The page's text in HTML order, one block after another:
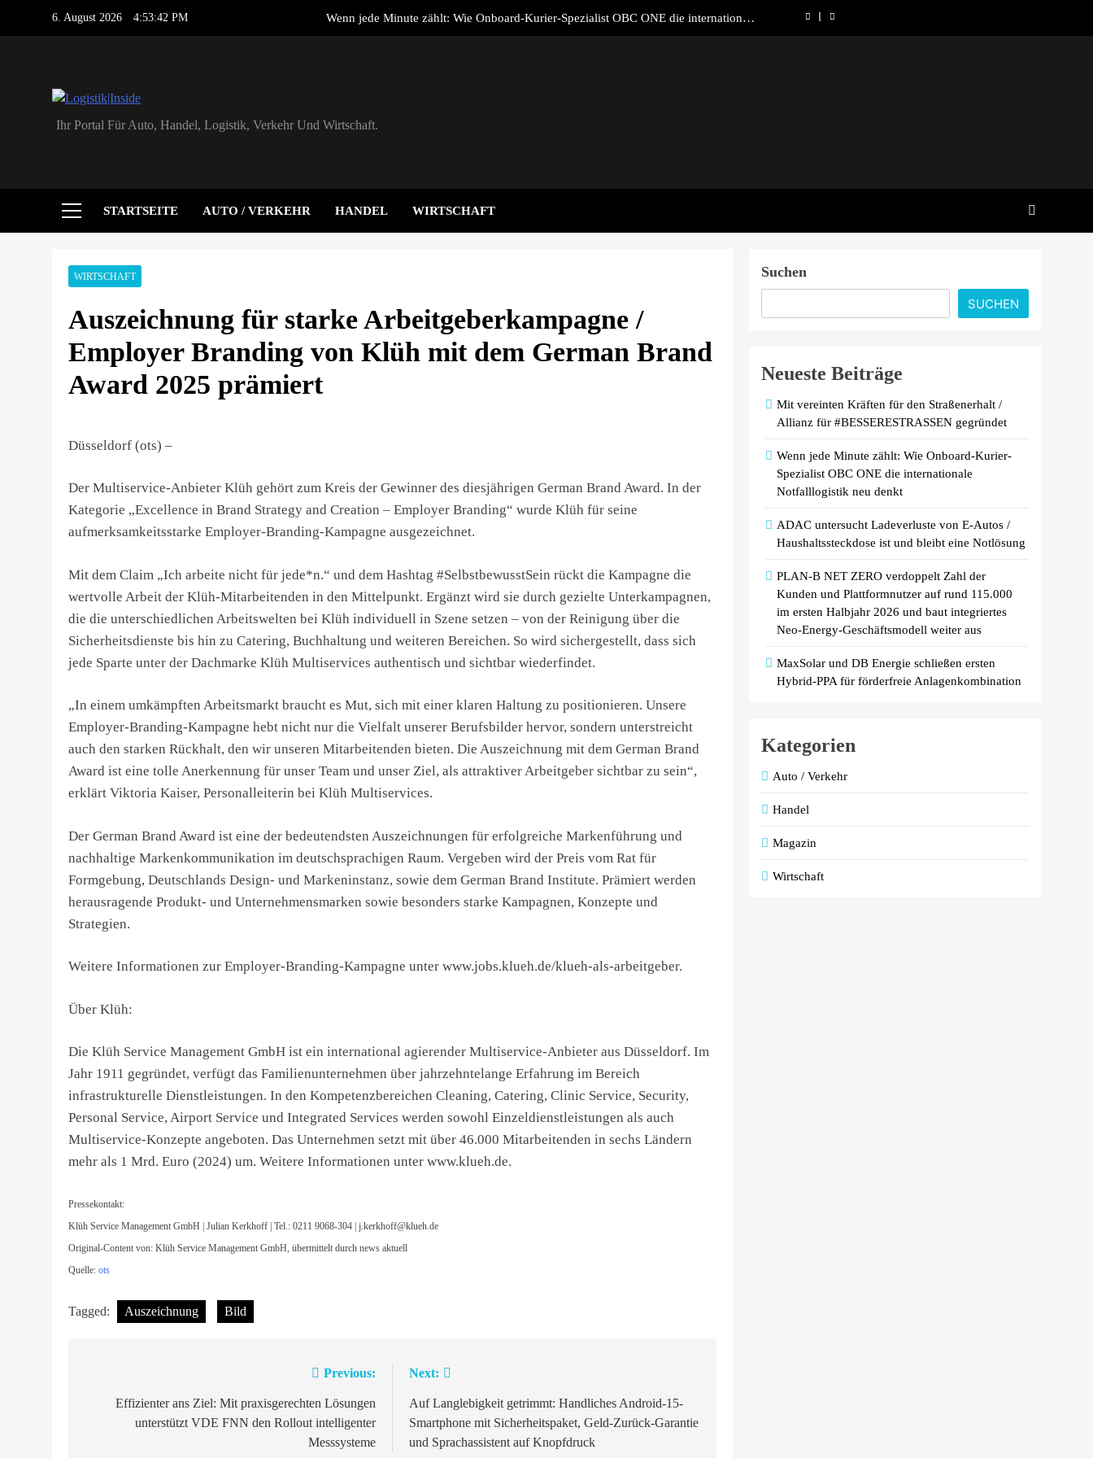
6. August 2026 4:53:42 PM
Wenn jede Minute zählt: Wie Onboard-Kurier-Spezialist OBC ONE die internationale
Mit vereinten Kräften für den Straßenerhalt / Allianz für #BESSERESTRASSEN gegründet
PLAN-B NET ZERO verdoppelt Zahl der Kunden und Plattformnutzer auf rund 115.000 im
Logistik|Inside
Ihr Portal Für Auto, Handel, Logistik, Verkehr Und Wirtschaft.
STARTSEITE AUTO / VERKEHR HANDEL WIRTSCHAFT
WIRTSCHAFT
Auszeichnung für starke Arbeitgeberkampagne /
Employer Branding von Klüh mit dem German Brand
Award 2025 prämiert
Düsseldorf (ots) –
Der Multiservice-Anbieter Klüh gehört zum Kreis der Gewinner des diesjährigen German Brand Award. In der
Kategorie „Excellence in Brand Strategy and Creation – Employer Branding“ wurde Klüh für seine
aufmerksamkeitsstarke Employer-Branding-Kampagne ausgezeichnet.
Mit dem Claim „Ich arbeite nicht für jede*n.“ und dem Hashtag #SelbstbewusstSein rückt die Kampagne die
wertvolle Arbeit der Klüh-Mitarbeitenden in den Mittelpunkt. Ergänzt wird sie durch gezielte Unterkampagnen,
die die unterschiedlichen Arbeitswelten bei Klüh individuell in Szene setzen – von der Reinigung über die
Sicherheitsdienste bis hin zu Catering, Buchhaltung und weiteren Bereichen. So wird sichergestellt, dass sich
jede Sparte unter der Dachmarke Klüh Multiservices authentisch und sichtbar wiederfindet.
„In einem umkämpften Arbeitsmarkt braucht es Mut, sich mit einer klaren Haltung zu positionieren. Unsere
Employer-Branding-Kampagne hebt nicht nur die Vielfalt unserer Berufsbilder hervor, sondern unterstreicht
auch den starken Rückhalt, den wir unseren Mitarbeitenden bieten. Die Auszeichnung mit dem German Brand
Award ist eine tolle Anerkennung für unser Team und unser Ziel, als attraktiver Arbeitgeber sichtbar zu sein“,
erklärt Viktoria Kaiser, Personalleiterin bei Klüh Multiservices.
Der German Brand Award ist eine der bedeutendsten Auszeichnungen für erfolgreiche Markenführung und
nachhaltige Markenkommunikation im deutschsprachigen Raum. Vergeben wird der Preis vom Rat für
Formgebung, Deutschlands Design- und Markeninstanz, sowie dem German Brand Institute. Prämiert werden
herausragende Produkt- und Unternehmensmarken sowie besonders starke Kampagnen, Konzepte und
Strategien.
Weitere Informationen zur Employer-Branding-Kampagne unter www.jobs.klueh.de/klueh-als-arbeitgeber.
Über Klüh:
Die Klüh Service Management GmbH ist ein international agierender Multiservice-Anbieter aus Düsseldorf. Im
Jahr 1911 gegründet, verfügt das Familienunternehmen über jahrzehntelange Erfahrung im Bereich
infrastrukturelle Dienstleistungen. In den Kompetenzbereichen Cleaning, Catering, Clinic Service, Security,
Personal Service, Airport Service und Integrated Services werden sowohl Einzeldienstleistungen als auch
Multiservice-Konzepte angeboten. Das Unternehmen setzt mit über 46.000 Mitarbeitenden in sechs Ländern
mehr als 1 Mrd. Euro (2024) um. Weitere Informationen unter www.klueh.de.
Pressekontakt:
Klüh Service Management GmbH | Julian Kerkhoff | Tel.: 0211 9068-304 | j.kerkhoff@klueh.de
Original-Content von: Klüh Service Management GmbH, übermittelt durch news aktuell
Quelle: ots
Tagged: Auszeichnung Bild
Previous:
Effizienter ans Ziel: Mit praxisgerechten Lösungen
unterstützt VDE FNN den Rollout intelligenter
Messsysteme
Next:
Auf Langlebigkeit getrimmt: Handliches Android-15-
Smartphone mit Sicherheitspaket, Geld-Zurück-Garantie
und Sprachassistent auf Knopfdruck
Suchen
SUCHEN
Neueste Beiträge
Mit vereinten Kräften für den Straßenerhalt /
Allianz für #BESSERESTRASSEN gegründet
Wenn jede Minute zählt: Wie Onboard-Kurier-
Spezialist OBC ONE die internationale
Notfalllogistik neu denkt
ADAC untersucht Ladeverluste von E-Autos /
Haushaltssteckdose ist und bleibt eine Notlösung
PLAN-B NET ZERO verdoppelt Zahl der
Kunden und Plattformnutzer auf rund 115.000
im ersten Halbjahr 2026 und baut integriertes
Neo-Energy-Geschäftsmodell weiter aus
MaxSolar und DB Energie schließen ersten
Hybrid-PPA für förderfreie Anlagenkombination
Kategorien
Auto / Verkehr
Handel
Magazin
Wirtschaft